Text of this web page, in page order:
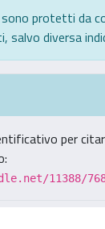
sono protetti da
salvo diversa
per
11388/